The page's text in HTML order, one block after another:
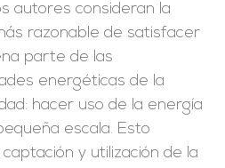
autores consideran la
razonable de satisfacer
parte de las
energéticas de la
hacer uso de la energía
escala. Esto
captación y utilización de la